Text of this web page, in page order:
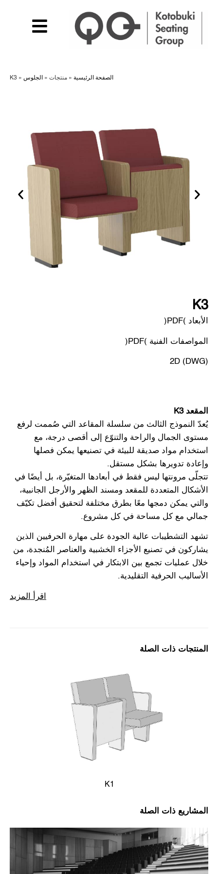
الصفحة الرئيسية » منتجات » الجلوس »
K3
K3
الأبعاد (PDF)
المواصفات الفنية (PDF)
2D (DWG)
المقعد K3
يُعدّ النموذج الثالث من سلسلة المقاعد التي صُممت لرفع
مستوى الجمال والراحة والتنوّع إلى أقصى درجة، مع
استخدام مواد صديقة للبيئة في تصنيعها يمكن فصلها
وإعادة تدويرها بشكل مستقل.
تتجلّى مرونتها ليس فقط في أبعادها المتغيّرة، بل أيضًا في
الأشكال المتعددة للمقعد ومسند الظهر والأرجل الجانبية،
والتي يمكن دمجها معًا بطرق مختلفة لتحقيق أفضل تكيّف
جمالي مع كل مساحة في كل مشروع.
تشهد التشطيبات عالية الجودة على مهارة الحرفيين الذين
يشاركون في تصنيع الأجزاء الخشبية والعناصر المُنجدة، من
خلال عمليات تجمع بين الابتكار في استخدام المواد وإحياء
الأساليب الحرفية التقليدية.
اقرأ المزيد
المنتجات ذات الصلة
K1
المشاريع ذات الصلة